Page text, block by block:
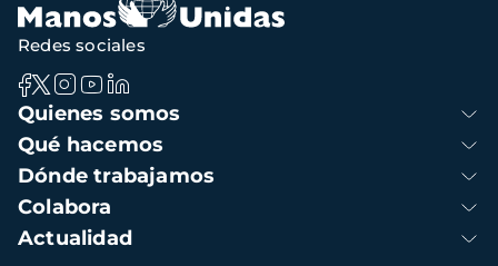
Navegación
principal
Quienes somos
Qué hacemos
Dónde trabajamos
Colabora
Actualidad
Redes sociales